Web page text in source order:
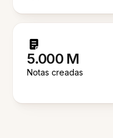
5.000 M
Notas creadas